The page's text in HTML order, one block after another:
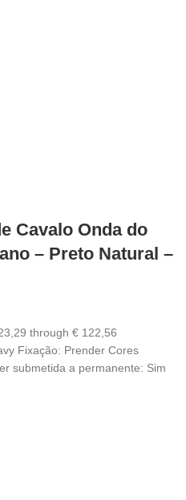
Cavalo Onda do
– Preto Natural –
through € 122,56
Fixação: Prender Cores
submetida a permanente: Sim